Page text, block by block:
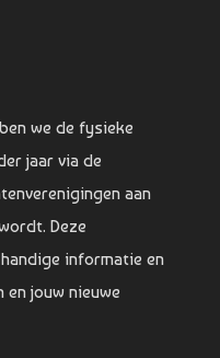
we de fysieke
jaar via de
aan
Deze
informatie en
jouw nieuwe